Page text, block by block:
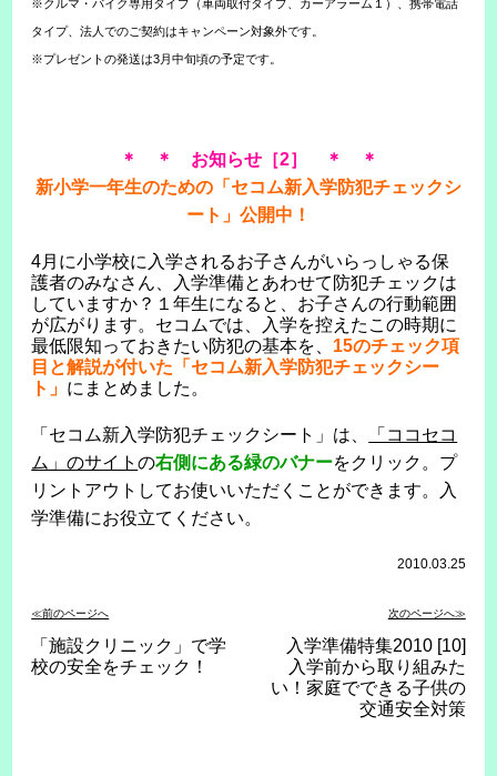
※クルマ・バイク専用タイプ（車両取付タイプ、カーアラーム１）、携帯電話
タイプ、法人でのご契約はキャンペーン対象外です。
※プレゼントの発送は3月中旬頃の予定です。
＊ ＊ お知らせ［2］ ＊ ＊
新小学一年生のための「セコム新入学防犯チェックシ
ート」公開中！
4月に小学校に入学されるお子さんがいらっしゃる保
護者のみなさん、入学準備とあわせて防犯チェックは
していますか？１年生になると、お子さんの行動範囲
が広がります。セコムでは、入学を控えたこの時期に
最低限知っておきたい防犯の基本を、 15のチェック項
目と解説が付いた「セコム新入学防犯チェックシー
ト」 にまとめました。
「セコム新入学防犯チェックシート」は、
「ココセコ
ム」のサイトの右側にある緑のバナーをクリック。プ
リントアウトしてお使いいただくことができます。入
学準備にお役立てください。
2010.03.25
≪前のページへ 次のページへ≫
「施設クリニック」で学
校の安全をチェック！
入学準備特集2010 [10]
入学前から取り組みた
い！家庭でできる子供の
交通安全対策